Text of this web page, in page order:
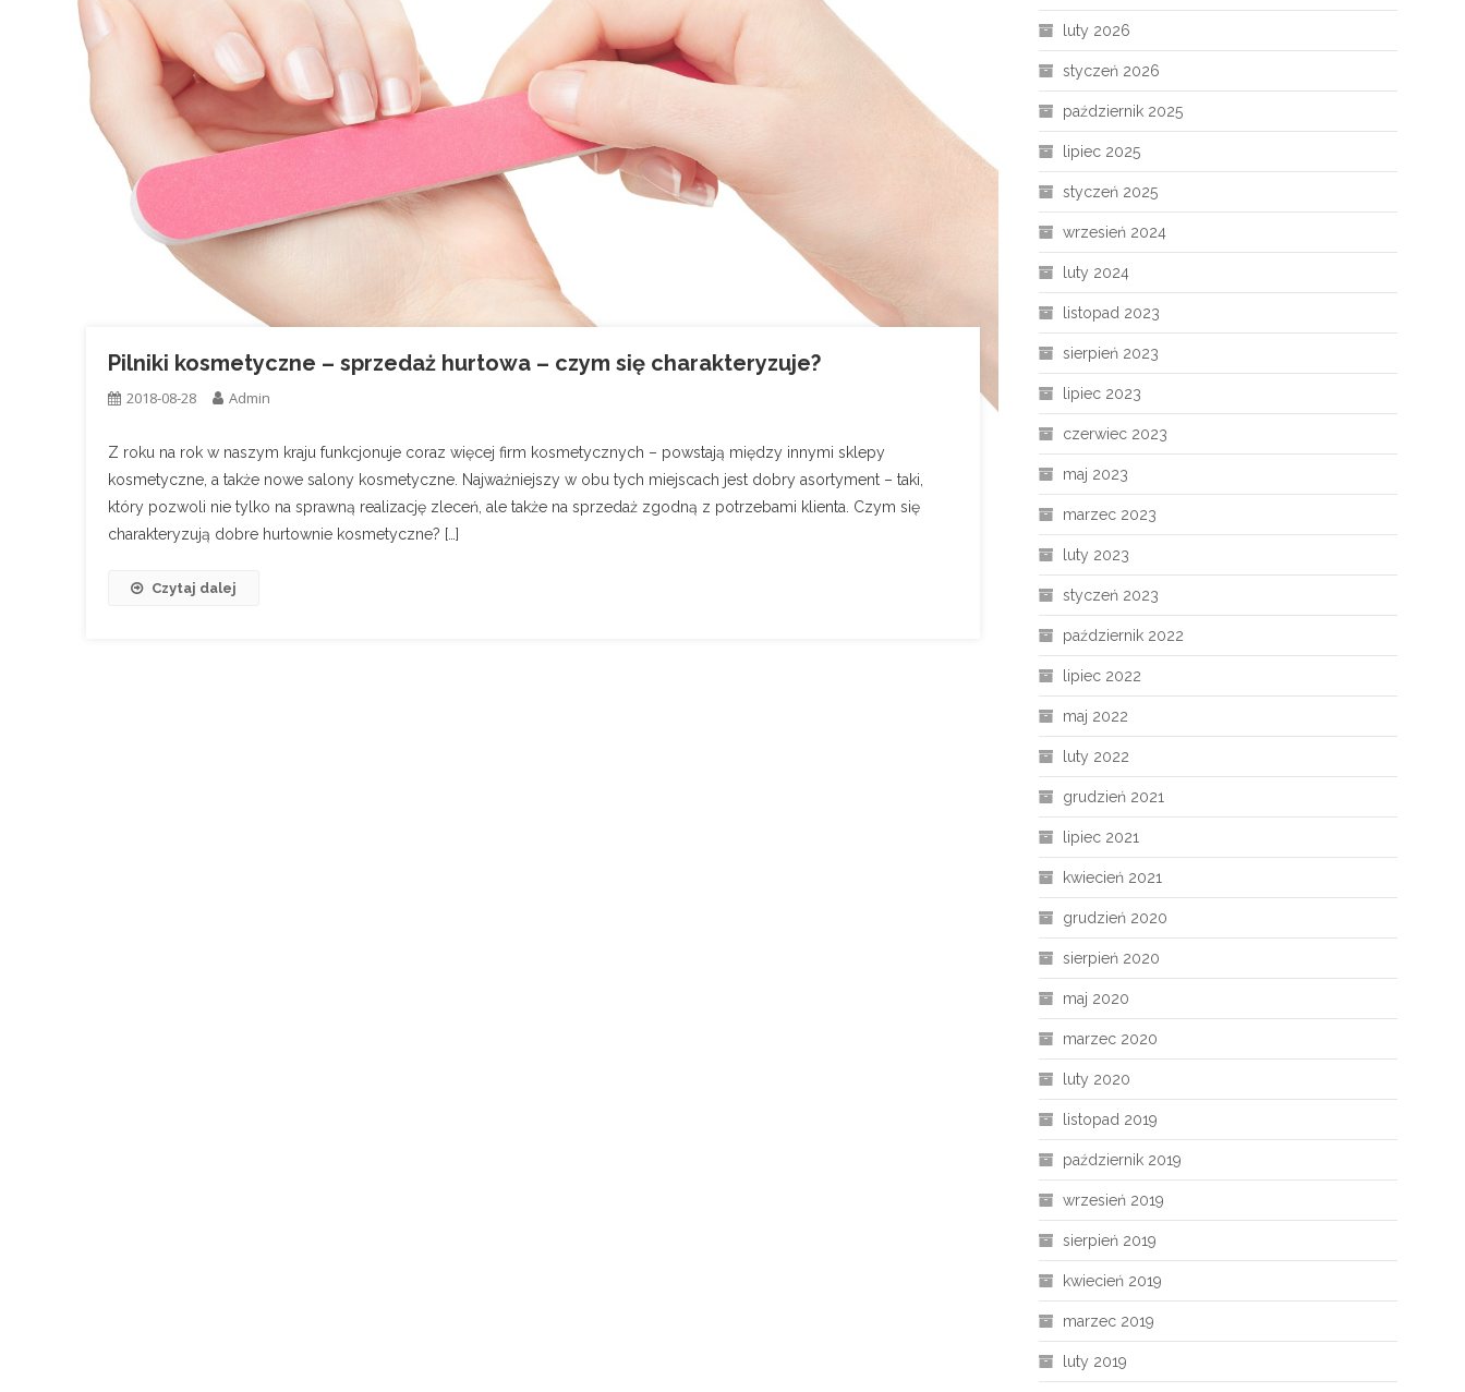
Pilniki kosmetyczne – sprzedaż hurtowa – czym się charakteryzuje?
2018-08-28 Admin
Z roku na rok w naszym kraju funkcjonuje coraz więcej firm kosmetycznych – powstają między innymi sklepy
kosmetyczne, a także nowe salony kosmetyczne. Najważniejszy w obu tych miejscach jest dobry asortyment – taki,
który pozwoli nie tylko na sprawną realizację zleceń, ale także na sprzedaż zgodną z potrzebami klienta. Czym się
charakteryzują dobre hurtownie kosmetyczne? […]
Czytaj dalej
luty 2026
styczeń 2026
październik 2025
lipiec 2025
styczeń 2025
wrzesień 2024
luty 2024
listopad 2023
sierpień 2023
lipiec 2023
czerwiec 2023
maj 2023
marzec 2023
luty 2023
styczeń 2023
październik 2022
lipiec 2022
maj 2022
luty 2022
grudzień 2021
lipiec 2021
kwiecień 2021
grudzień 2020
sierpień 2020
maj 2020
marzec 2020
luty 2020
listopad 2019
październik 2019
wrzesień 2019
sierpień 2019
kwiecień 2019
marzec 2019
luty 2019